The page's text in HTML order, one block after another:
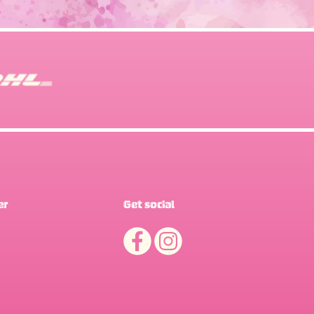
Get social